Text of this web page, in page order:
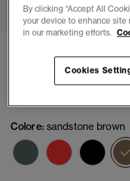
Colore: sandstone brown
By clicking “Accept All
your device to enhance site
in our marketing efforts.
Cookies